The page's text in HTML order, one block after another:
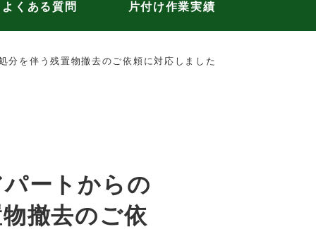
よくある質問 片付け作業実績
分を伴う残置物撤去のご依頼に対応しました
ートからの
撤去のご依